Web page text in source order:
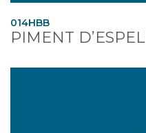
014HBB
PIMENT